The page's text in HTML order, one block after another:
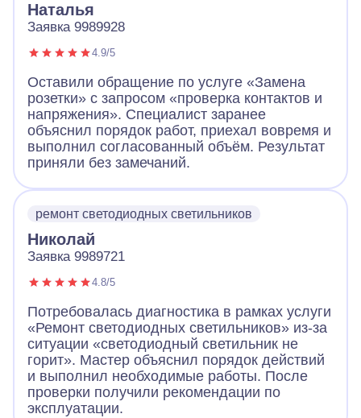
Наталья
Заявка 9989928
4.9/5
Оставили обращение по услуге «Замена
розетки» с запросом «проверка контактов и
напряжения». Специалист заранее
объяснил порядок работ, приехал вовремя и
выполнил согласованный объём. Результат
приняли без замечаний.
ремонт светодиодных светильников
Николай
Заявка 9989721
4.8/5
Потребовалась диагностика в рамках услуги
«Ремонт светодиодных светильников» из-за
ситуации «светодиодный светильник не
горит». Мастер объяснил порядок действий
и выполнил необходимые работы. После
проверки получили рекомендации по
эксплуатации.